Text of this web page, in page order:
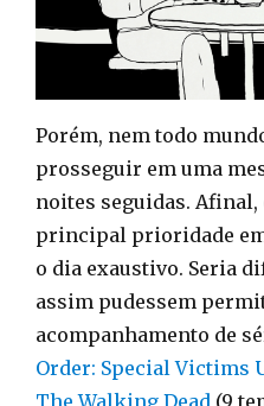
Porém, nem todo
prosseguir em uma
noites seguidas. Afinal,
principal prioridade
o dia exaustivo. Seria
assim pudessem
acompanhamento de
Order: Special Victims